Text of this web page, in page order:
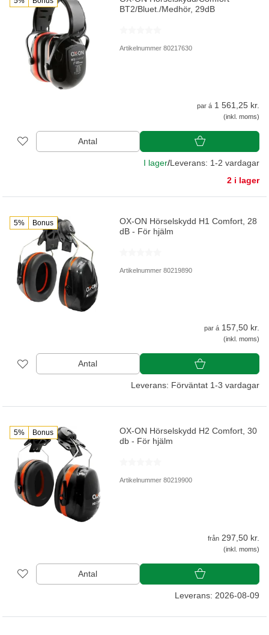
BT2/Bluet./Medhör, 29dB
Artikelnummer 80217630
par á 1 561,25 kr.
(inkl. moms)
Antal
I lager/Leverans: 1-2 vardagar
2 i lager
5% Bonus
OX-ON Hörselskydd H1 Comfort, 28
dB - För hjälm
Artikelnummer 80219890
par á 157,50 kr.
(inkl. moms)
Antal
Leverans: Förväntat 1-3 vardagar
5% Bonus
OX-ON Hörselskydd H2 Comfort, 30
db - För hjälm
Artikelnummer 80219900
från 297,50 kr.
(inkl. moms)
Antal
Leverans: 2026-08-09